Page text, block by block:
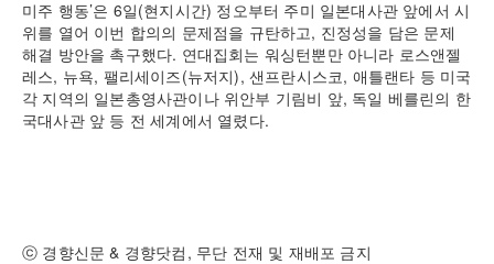
미주 행동’은 6일(현지시간) 정오부터 주미 일본대사관 앞에서 시
위를 열어 이번 합의의 문제점을 규탄하고, 진정성을 담은 문제
해결 방안을 촉구했다. 연대집회는 워싱턴뿐만 아니라 로스앤젤
레스, 뉴욕, 팰리세이즈(뉴저지), 샌프란시스코, 애틀랜타 등 미국
각 지역의 일본총영사관이나 위안부 기림비 앞, 독일 베를린의 한
국대사관 앞 등 전 세계에서 열렸다.
ⓒ 경향신문 & 경향닷컴, 무단 전재 및 재배포 금지